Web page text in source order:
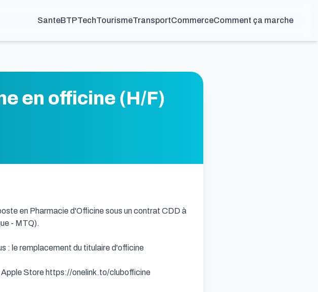
SanteBTPTechTourismeTransportCommerceComment ça marche
en officine (H/F)
en Pharmacie d'Officine sous un contrat CDD à
- MTQ).
: le remplacement du titulaire d'officine
Store https://onelink.to/clubofficine